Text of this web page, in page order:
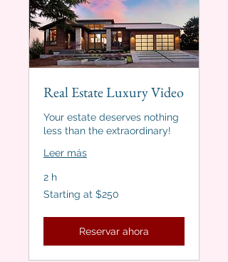
Real Estate Luxury Video
Your estate deserves nothing
less than the extraordinary!
Leer más
2 h
Starting
at
Starting at $250
Reservar ahora